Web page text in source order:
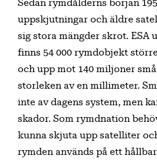
Sedan rymdålderns början
uppskjutningar och äldre
sig stora mängder skrot. ESA
finns 54 000 rymdobjekt
och upp mot 140 miljoner
storleken av en millimeter.
inte av dagens system, men
skador. Som rymdnation
kunna skjuta upp satelliter
rymden används på ett